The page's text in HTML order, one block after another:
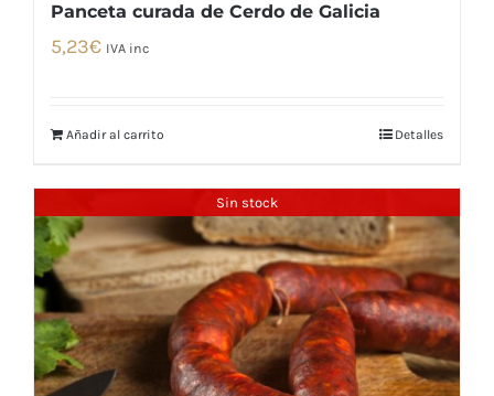
Panceta curada de Cerdo de Galicia
5,23€ IVA inc
Añadir al carrito Detalles
Sin stock